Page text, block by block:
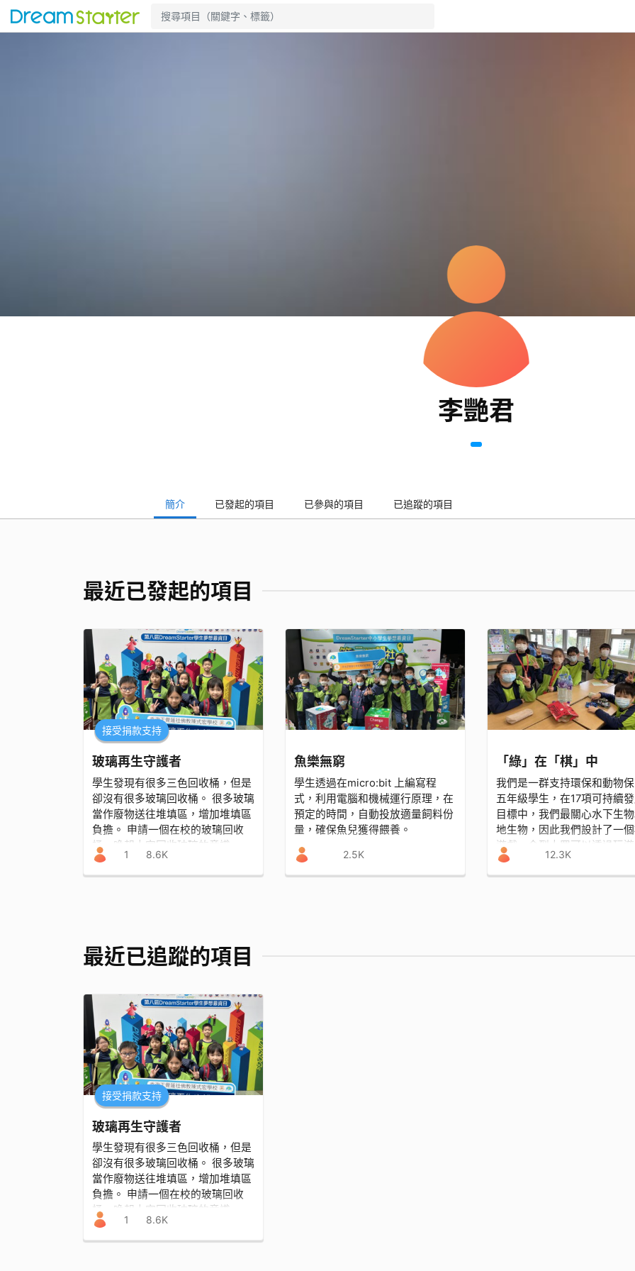
李艷君
簡介 已發起的項目 已參與的項目 已追蹤的項目
最近已發起的項目
接受捐款支持
玻璃再生守護者
學生發現有很多三色回收桶，但是
卻沒有很多玻璃回收桶。 很多玻璃
當作廢物送往堆填區，增加堆填區
負擔。 申請一個在校的玻璃回收
桶，喚起大家回收玻璃的意識。
1 8.6K
魚樂無窮
學生透過在micro:bit 上編寫程
式，利用電腦和機械運行原理，在
預定的時間，自動投放適量飼料份
量，確保魚兒獲得餵養。
2.5K
「綠」在「棋」中
我們是一群支持環保和動物
五年級學生，在17項可持續
目標中，我們最關心水下生
地生物，因此我們設計了一
遊戲，令到大眾可以透過玩
形式來認識環保和保育的課
學習於娛樂。
12.3K
最近已追蹤的項目
接受捐款支持
玻璃再生守護者
學生發現有很多三色回收桶，但是
卻沒有很多玻璃回收桶。 很多玻璃
當作廢物送往堆填區，增加堆填區
負擔。 申請一個在校的玻璃回收
桶，喚起大家回收玻璃的意識。
1 8.6K